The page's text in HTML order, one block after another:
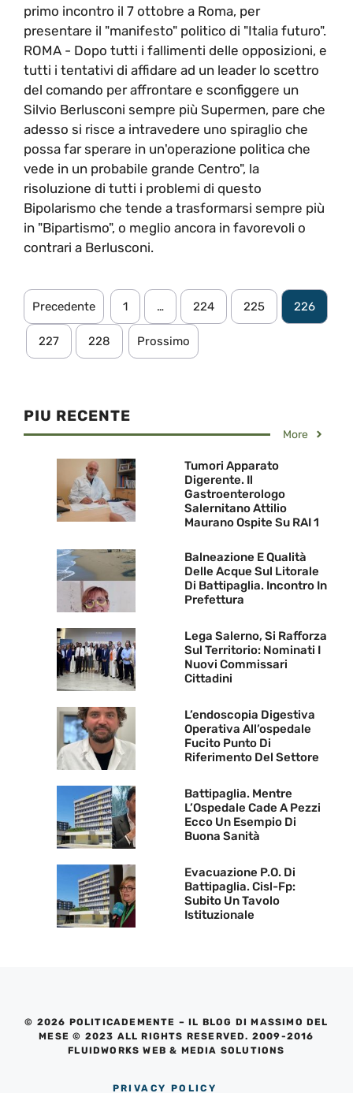
primo incontro il 7 ottobre a Roma, per
presentare il "manifesto" politico di "Italia futuro".
ROMA - Dopo tutti i fallimenti delle opposizioni, e
tutti i tentativi di affidare ad un leader lo scettro
del comando per affrontare e sconfiggere un
Silvio Berlusconi sempre più Supermen, pare che
adesso si risce a intravedere uno spiraglio che
possa far sperare in un'operazione politica che
vede in un probabile grande Centro", la
risoluzione di tutti i problemi di questo
Bipolarismo che tende a trasformarsi sempre più
in "Bipartismo", o meglio ancora in favorevoli o
contrari a Berlusconi.
Precedente 1 … 224 225 226
227 228 Prossimo
PIU RECENTE
More
Tumori Apparato
Digerente. Il
Gastroenterologo
Salernitano Attilio
Maurano Ospite Su RAI 1
Balneazione E Qualità
Delle Acque Sul Litorale
Di Battipaglia. Incontro In
Prefettura
Lega Salerno, Si Rafforza
Sul Territorio: Nominati I
Nuovi Commissari
Cittadini
L’endoscopia Digestiva
Operativa All’ospedale
Fucito Punto Di
Riferimento Del Settore
Battipaglia. Mentre
L’Ospedale Cade A Pezzi
Ecco Un Esempio Di
Buona Sanità
Evacuazione P.O. Di
Battipaglia. Cisl-Fp:
Subito Un Tavolo
Istituzionale
© 2026 POLITICADEMENTE – IL BLOG DI MASSIMO DEL
MESE © 2023 ALL RIGHTS RESERVED. 2009-2016
FLUIDWORKS WEB & MEDIA SOLUTIONS
PRIVACY POLICY